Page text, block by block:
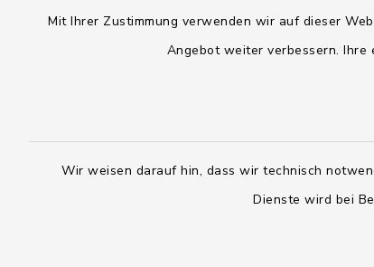
Mit Ihrer Zustimmung verwenden wir auf dieser
Angebot weiter verbessern.
Wir weisen darauf hin, dass wir technisch
Dienste wird bei